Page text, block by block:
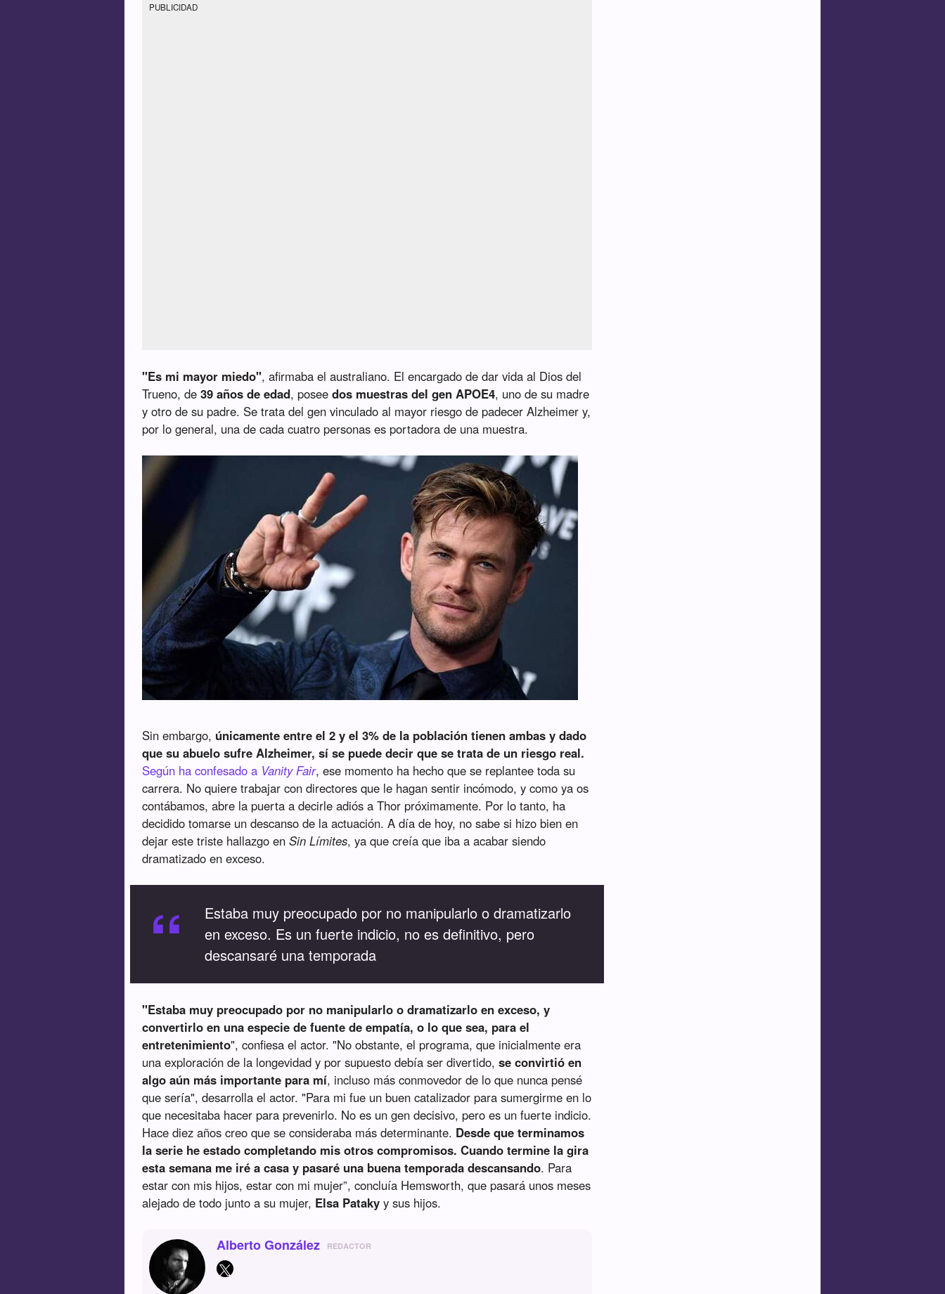
PUBLICIDAD
"Es mi mayor miedo", afirmaba el australiano. El encargado de dar vida al Dios del
Trueno, de39 años de edad, poseedos muestras del gen APOE4, uno de su madre
y otro de su padre. Se trata del gen vinculado al mayor riesgo de padecer Alzheimer y,
por lo general, una de cada cuatro personas es portadora de una muestra.
Sin embargo, únicamente entre el 2 y el 3% de la población tienen ambas y dado
que su abuelo sufre Alzheimer, sí se puede decir que se trata de un riesgo real.
Según ha confesado a Vanity Fair, ese momento ha hecho que se replantee toda su
carrera. No quiere trabajar con directores que le hagan sentir incómodo, y como ya os
contábamos, abre la puerta a decirle adiós a Thor próximamente. Por lo tanto, ha
decidido tomarse un descanso de la actuación. A día de hoy, no sabe si hizo bien en
dejar este triste hallazgo enSin Límites, ya que creía que iba a acabar siendo
dramatizado en exceso.
“
Estaba muy preocupado por no manipularlo o dramatizarlo
en exceso. Es un fuerte indicio, no es definitivo, pero
descansaré una temporada
"Estaba muy preocupado por no manipularlo o dramatizarlo en exceso, y
convertirlo en una especie de fuente de empatía, o lo que sea, para el
entretenimiento", confiesa el actor. "No obstante, el programa, que inicialmente era
una exploración de la longevidad y por supuesto debía ser divertido,se convirtió en
algo aún más importante para mí, incluso más conmovedor de lo que nunca pensé
que sería", desarrolla el actor. "Para mi fue un buen catalizador para sumergirme en lo
que necesitaba hacer para prevenirlo. No es un gen decisivo, pero es un fuerte indicio.
Hace diez años creo que se consideraba más determinante. Desde que terminamos
la serie he estado completando mis otros compromisos. Cuando termine la gira
esta semana me iré a casa y pasaré una buena temporada descansando. Para
estar con mis hijos, estar con mi mujer”, concluía Hemsworth, que pasará unos meses
alejado de todo junto a su mujer, Elsa Pataky y sus hijos.
Alberto González REDACTOR